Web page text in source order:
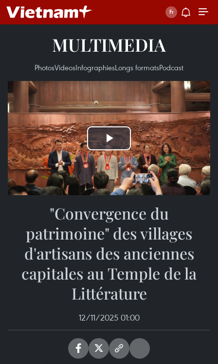
MULTIMEDIA
PhotosVideosInfographiesLongs formatsPodcast
Play
Video
"Convergence du
patrimoine" des villages
d'artisans des anciennes
capitales au Temple de la
Littérature
12/11/2025 01:00